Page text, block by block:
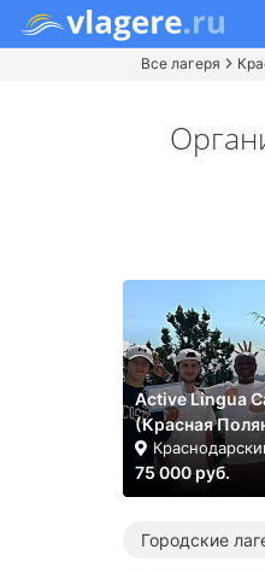
Все лагеря
Active Lingua
(Красная
75 000 руб.
Городские